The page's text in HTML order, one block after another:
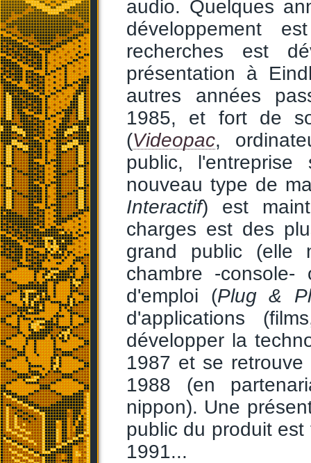
audio. Quelques
développement
recherches est
présentation à
autres années
1985, et fort de
(Videopac,
public,
nouveau type de
Interactif) est
charges est des
grand public (elle
chambre -
d'emploi (Plug &
d'applications
développer la
1987 et se
1988 (en
nippon). Une
public du produit
1991...